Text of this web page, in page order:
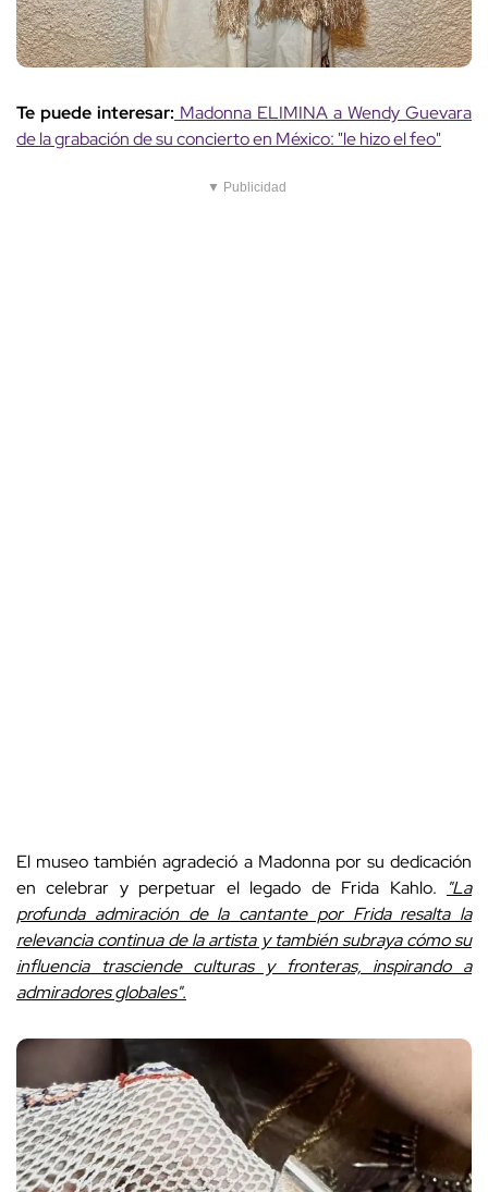
Te puede interesar: Madonna ELIMINA a Wendy Guevara
de la grabación de su concierto en México: "le hizo el feo"
▼ Publicidad
El museo también agradeció a Madonna por su dedicación
en celebrar y perpetuar el legado de Frida Kahlo.
"La
profunda admiración de la cantante por Frida resalta la
relevancia continua de la artista y también subraya cómo su
influencia trasciende culturas y fronteras, inspirando a
admiradores globales".